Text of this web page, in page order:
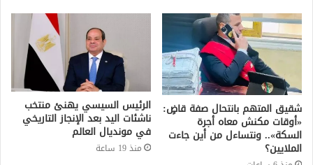
شقيق المتهم بانتحال صفة قاضٍ:
«أوقات مكنش معاه أجرة
السكة».. ونتساءل من أين جاءت
الملايين؟
الرئيس السيسي يهنئ منتخب
ناشئات اليد بعد الإنجاز التاريخي
في مونديال العالم
منذ 19 ساعة